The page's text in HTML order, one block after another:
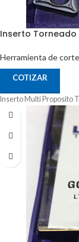
Inserto Torneado
Herramienta de corte
COTIZAR
Inserto Multi Proposito